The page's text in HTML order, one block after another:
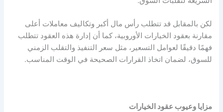
لكن بالمقابل قد تتطلب رأس مال أكبر وتكاليف معاملات أعلى
مقارنة بعقود الخيارات الأوروبية، كما أن إدارة هذه العقود تتطلب
فهمًا دقيقًا لعوامل التسعير، مثل سعر التنفيذ والتقلب الزمني
للسوق، لضمان اتخاذ القرارات الصحيحة في الوقت المناسب.
مزايا وعيوب عقود الخيارات